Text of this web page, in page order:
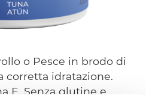
o Pesce in brodo di
corretta idratazione.
E. Senza glutine e